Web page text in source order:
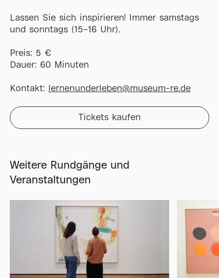
Lassen Sie sich inspirieren! Immer samstags
und sonntags (15–16 Uhr).
Preis: 5 €
Dauer: 60 Minuten
Kontakt: lernenunderleben@museum-re.de
Tickets kaufen
Weitere Rundgänge und
Veranstaltungen